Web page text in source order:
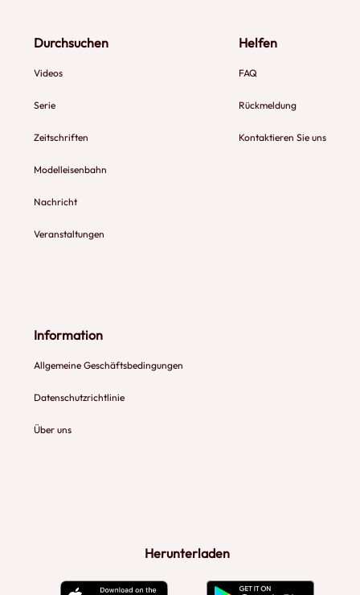
Durchsuchen
Videos
Serie
Zeitschriften
Modelleisenbahn
Nachricht
Veranstaltungen
Helfen
FAQ
Rückmeldung
Kontaktieren Sie uns
Information
Allgemeine Geschäftsbedingungen
Datenschutzrichtlinie
Über uns
Herunterladen